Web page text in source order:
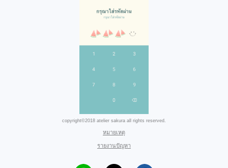
copyright©2018 atelier sakura all rights reserved.
หมายเหตุ
รายงานปัญหา